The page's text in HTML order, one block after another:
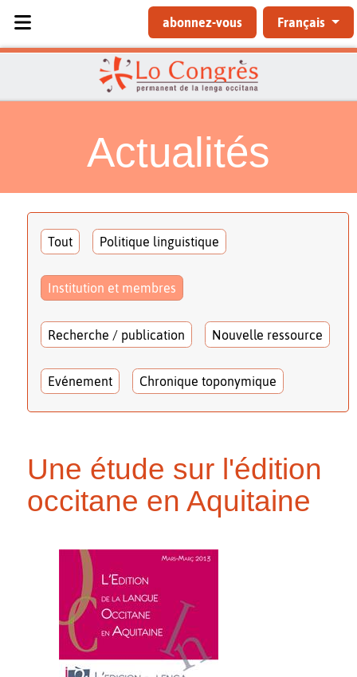
abonnez-vous Français
Actualités
Tout Politique linguistique
Institution et membres
Recherche / publication Nouvelle ressource
Evénement Chronique toponymique
Une étude sur l'édition
occitane en Aquitaine